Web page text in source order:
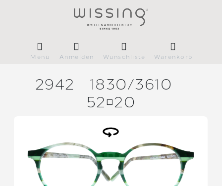
Menü Anmelden Wunschliste Warenkorb
2942 1830/3610
5220